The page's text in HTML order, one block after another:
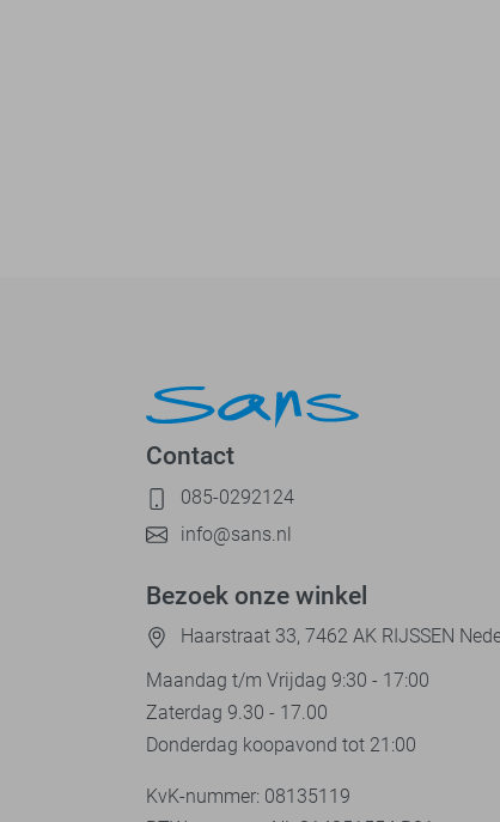
Contact
085-0292124
info@sans.nl
Bezoek onze winkel
Haarstraat 33, 7462 AK RIJSSEN
Maandag t/m Vrijdag 9:30 - 17:00
Zaterdag 9.30 - 17.00
Donderdag koopavond tot 21:00
KvK-nummer: 08135119